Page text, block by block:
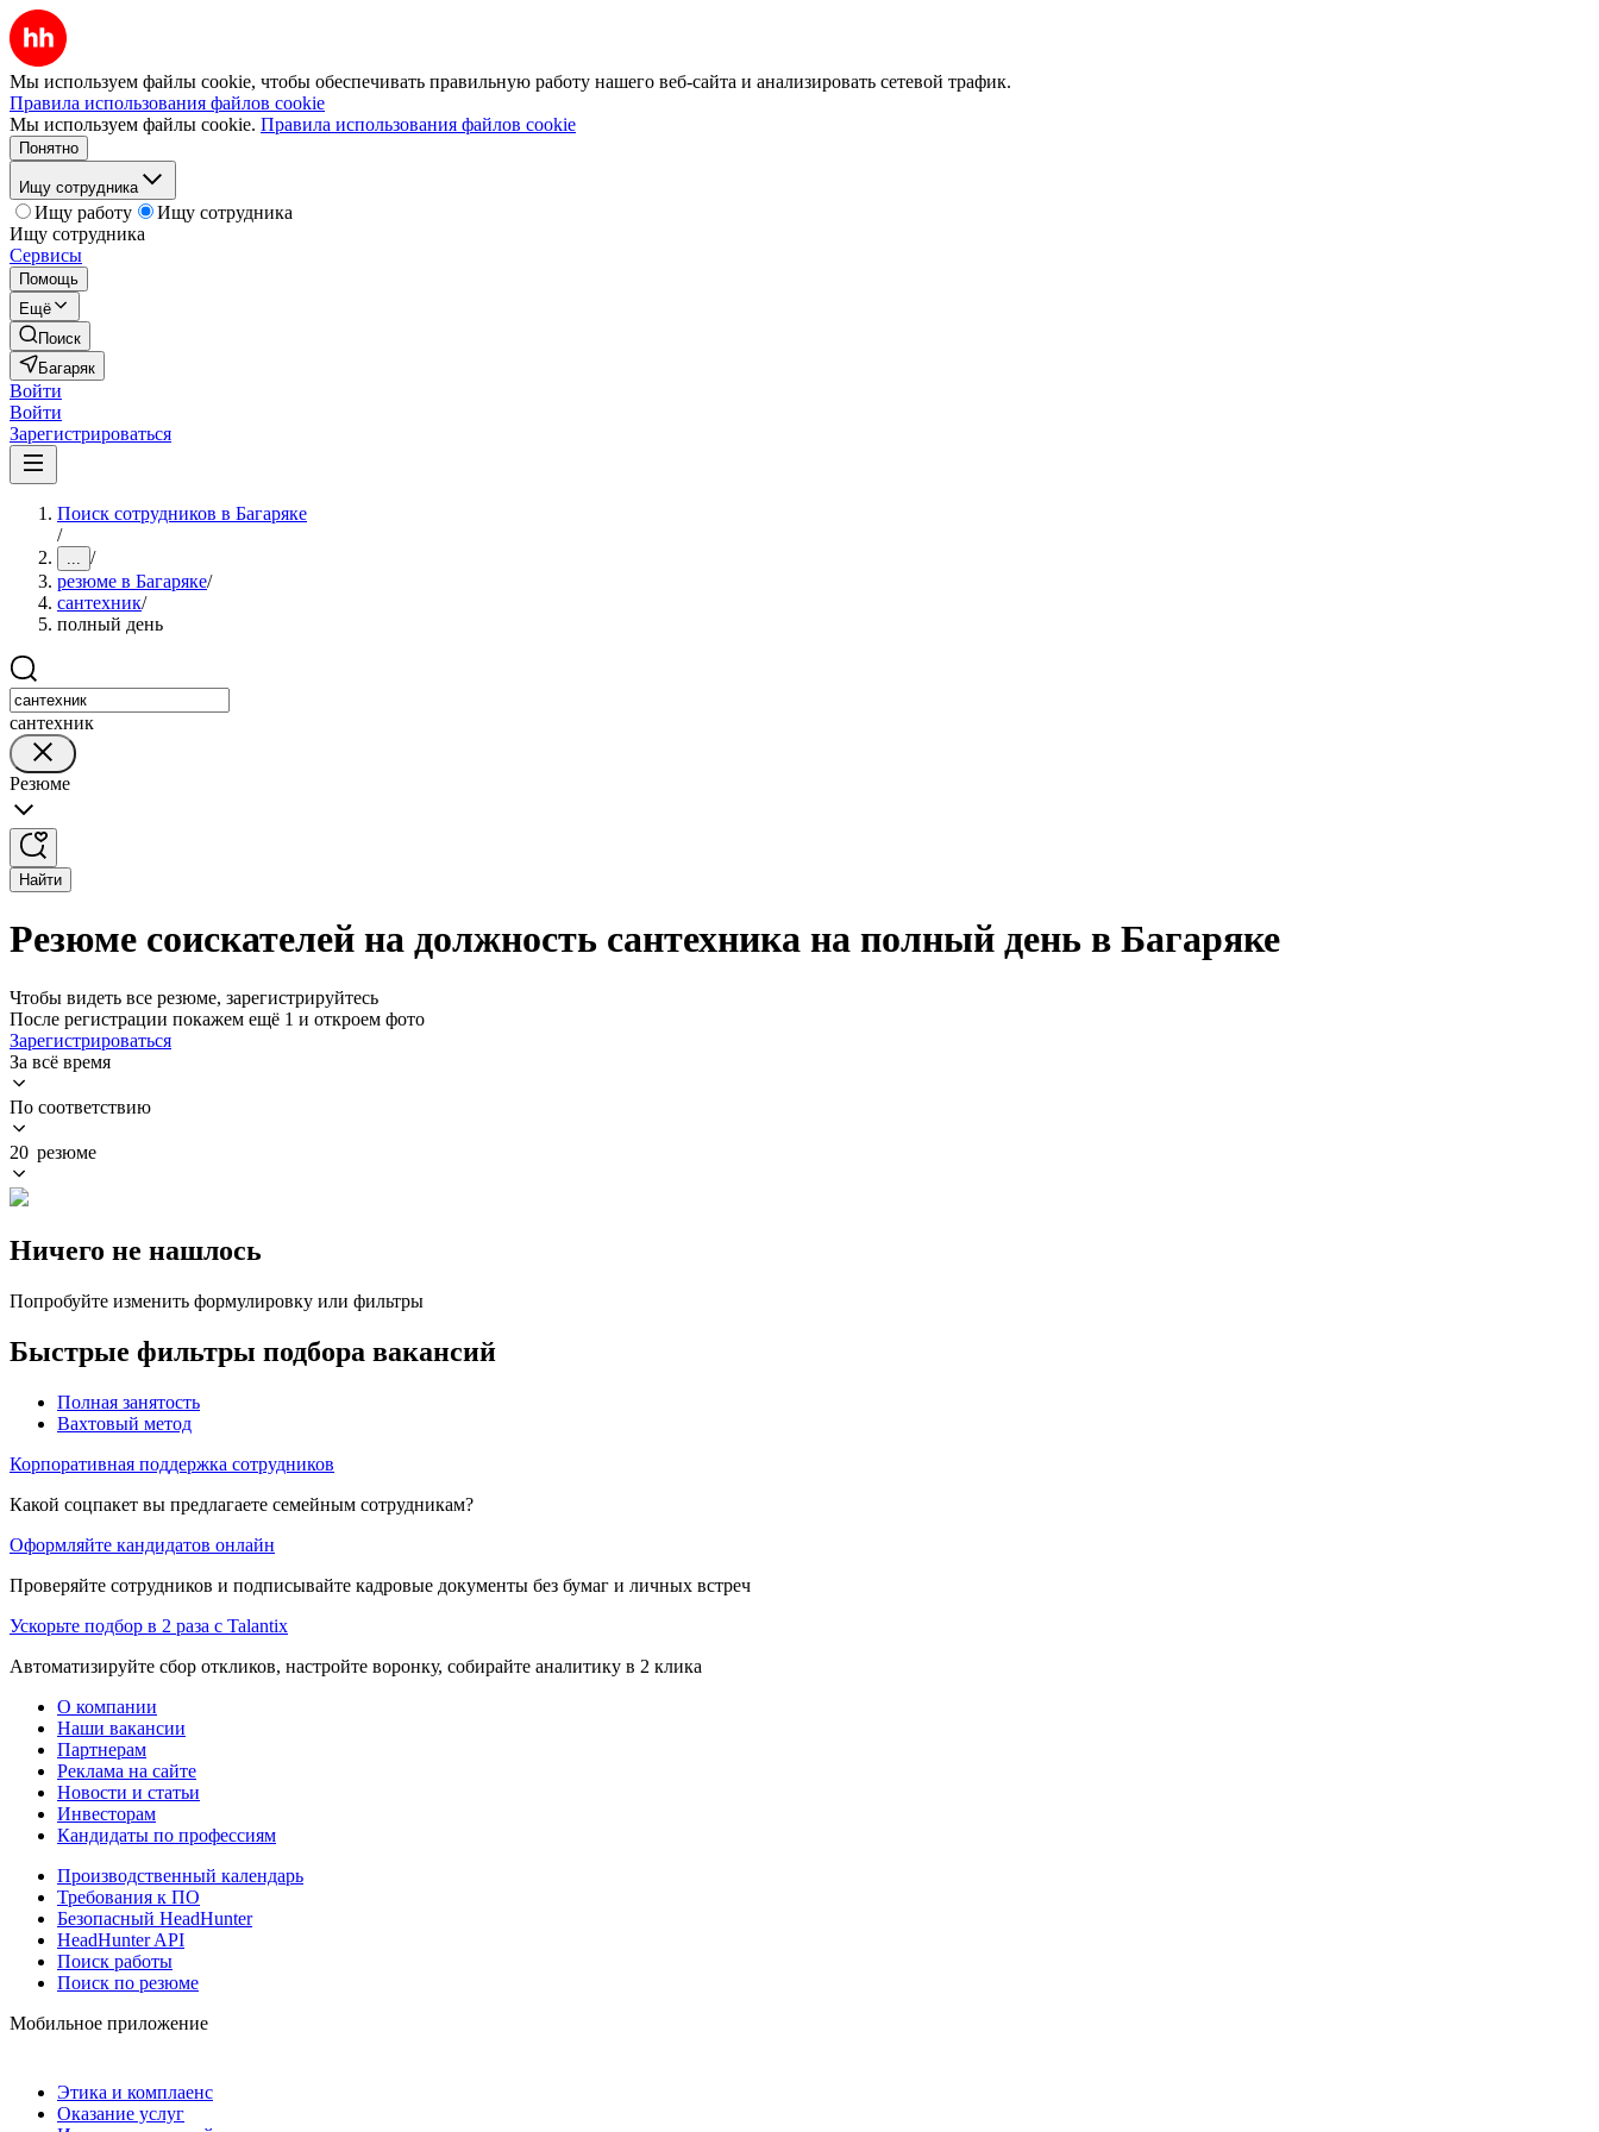
Мы используем файлы cookie, чтобы обеспечивать правильную работу нашего веб-сайта и анализировать сетевой трафик.
Правила использования файлов cookie
Мы используем файлы cookie. Правила использования файлов cookie
Понятно
Ищу сотрудника
Ищу работу
Ищу сотрудника
Ищу сотрудника
Сервисы
Помощь
Ещё
Поиск
Багаряк
Войти
Войти
Зарегистрироваться
Поиск сотрудников в Багаряке
/
... /
резюме в Багаряке/
сантехник/
полный день
сантехник
Резюме
Найти
Резюме соискателей на должность сантехника на полный день в Багаряке
Чтобы видеть все резюме, зарегистрируйтесь
После регистрации покажем ещё 1 и откроем фото
Зарегистрироваться
За всё время
По соответствию
20 резюме
Ничего не нашлось
Попробуйте изменить формулировку или фильтры
Быстрые фильтры подбора вакансий
Полная занятость
Вахтовый метод
Корпоративная поддержка сотрудников
Какой соцпакет вы предлагаете семейным сотрудникам?
Оформляйте кандидатов онлайн
Проверяйте сотрудников и подписывайте кадровые документы без бумаг и личных встреч
Ускорьте подбор в 2 раза с Talantix
Автоматизируйте сбор откликов, настройте воронку, собирайте аналитику в 2 клика
О компании
Наши вакансии
Партнерам
Реклама на сайте
Новости и статьи
Инвесторам
Кандидаты по профессиям
Производственный календарь
Требования к ПО
Безопасный HeadHunter
HeadHunter API
Поиск работы
Поиск по резюме
Мобильное приложение
Этика и комплаенс
Оказание услуг